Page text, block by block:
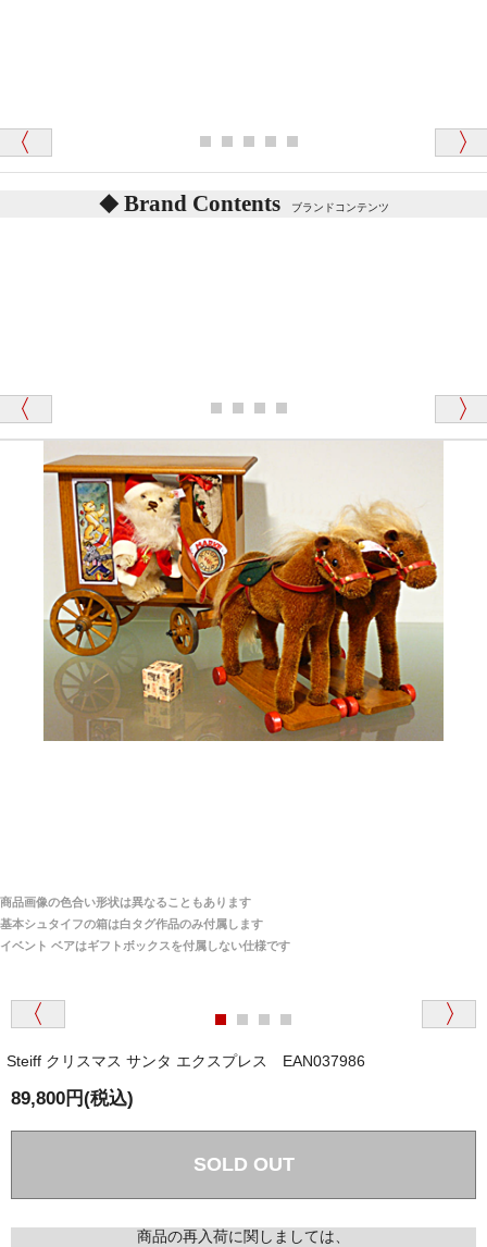
体をねかせたりおこしたりすると「グーグー」と鳴く
記載しておりますので、ぜひ探してみてください。
ディベアがいます。
「スクエーカー内蔵」と記載しておりますので、ぜひ
探してみてください。
シュタイフ社製品の実物を見ることはできますか？
当店はネット販売ですので実物をお見せすることが
できません。
海外からのお取り寄せと言うことですが、商品はきち
んと届きますか？
ご安心ください！商品は確実にお届けします。
関税はすべて当店にて処理しますのでお客様のご負担
は一切ありません。
商品が届くまでにはどのくらいの期間がかかります
か？
国内で一度検品をしますので、決済確認後、２～４
週間でのお届けとなります。
（稀に、通関手続き等に時間がかかり、納期が遅れる
「商品説明が細やかで丁寧であったことです」
「前に買ったことがあったお店でしたので」
千葉県 U・Y 様 （女性）
「ChatGPTを利用したところ「くまの小屋」さ
んを紹介され…」
埼玉県 S・W 様
大阪府 Y・W 様 （男性）
「取り扱っているNetショップで一番信用出来
兵庫県 A・K 様 （女性）
「ベアちゃんの紹介分が丁寧に書かれていたこ
と（いつの作品など）」
Brand Contents ブランドコンテンツ
商品画像の色合い形状は異なることもあります
基本シュタイフの箱は白タグ作品のみ付属します
イベント ベアはギフトボックスを付属しない仕様です
Steiff クリスマス サンタ エクスプレス EAN037986
89,800円(税込)
SOLD OUT
商品の再入荷に関しましては、